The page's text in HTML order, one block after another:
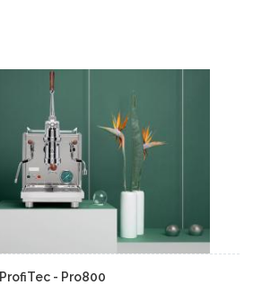
ProfiTec - Pro800